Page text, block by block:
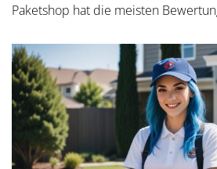
Paketshop hat die meisten